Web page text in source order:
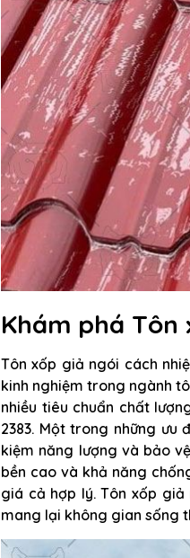
Khám phá Tôn
Tôn xốp giả ngói cách
kinh nghiệm trong ngành
nhiều tiêu chuẩn chất
2383. Một trong những
kiệm năng lượng và bảo
bền cao và khả năng
giá cả hợp lý. Tôn xốp
mang lại không gian sống